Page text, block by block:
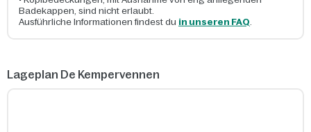
Badekappen, sind nicht erlaubt.
Ausführliche Informationen findest du in unseren FAQ.
Lageplan De Kempervennen